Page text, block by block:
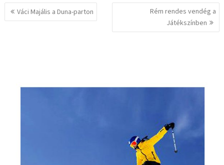
Bejegyzés
navigáció
Váci Majális a Duna-parton
Rém rendes vendég a
Játékszínben